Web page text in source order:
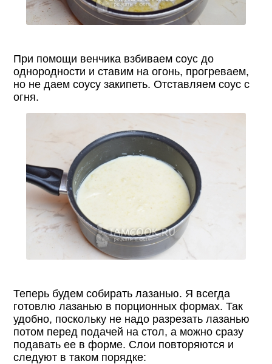
При помощи венчика взбиваем соус до
однородности и ставим на огонь, прогреваем,
но не даем соусу закипеть. Отставляем соус с
огня.
Теперь будем собирать лазанью. Я всегда
готовлю лазанью в порционных формах. Так
удобно, поскольку не надо разрезать лазанью
потом перед подачей на стол, а можно сразу
подавать ее в форме. Слои повторяются и
следуют в таком порядке: